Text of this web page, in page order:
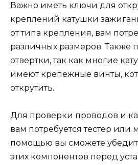
Важно иметь ключи для
креплений катушки
от типа крепления, вам
различных размеров. Также
отвертки, так как многие
имеют крепежные винты,
открутить.
Для проверки проводов и
вам потребуется тестер или
помощью вы сможете
этих компонентов перед